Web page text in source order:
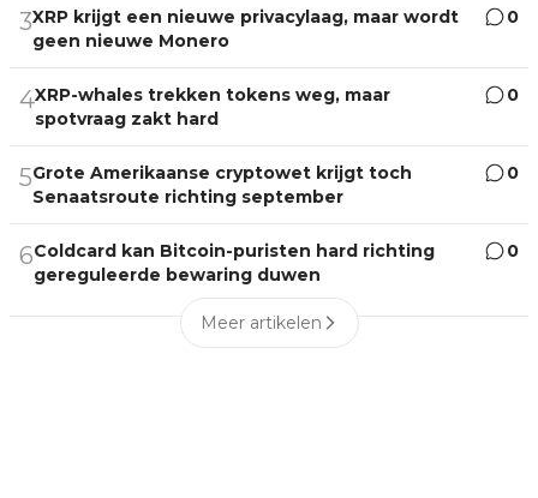
3XRP krijgt een nieuwe privacylaag, maar wordt
geen nieuwe Monero
0
4XRP-whales trekken tokens weg, maar
spotvraag zakt hard
0
5Grote Amerikaanse cryptowet krijgt toch
Senaatsroute richting september
0
6Coldcard kan Bitcoin-puristen hard richting
gereguleerde bewaring duwen
0
Meer artikelen